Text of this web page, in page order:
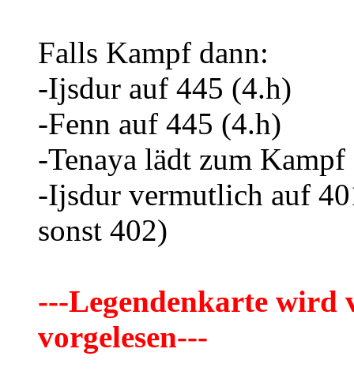
Falls Kampf dann:
-Ijsdur auf 445 (4.h)
-Fenn auf 445 (4.h)
-Tenaya lädt zum
-Ijsdur vermutlich auf
sonst 402)
---Legendenkarte wird
vorgelesen---